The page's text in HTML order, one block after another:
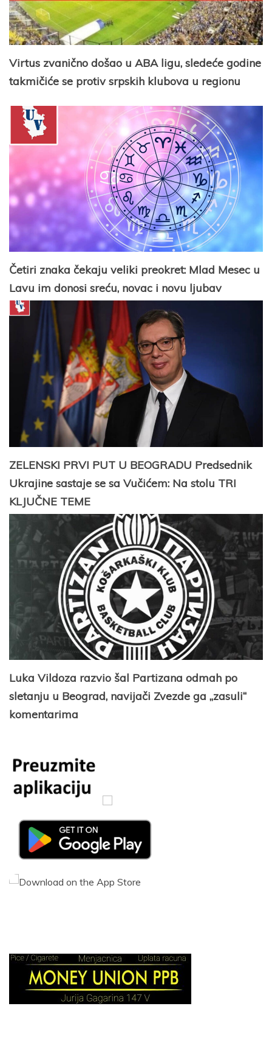
Virtus zvanično došao u ABA ligu, sledeće godine
takmičiće se protiv srpskih klubova u regionu
Četiri znaka čekaju veliki preokret: Mlad Mesec u
Lavu im donosi sreću, novac i novu ljubav
ZELENSKI PRVI PUT U BEOGRADU Predsednik
Ukrajine sastaje se sa Vučićem: Na stolu TRI
KLJUČNE TEME
Luka Vildoza razvio šal Partizana odmah po
sletanju u Beograd, navijači Zvezde ga „zasuli“
komentarima